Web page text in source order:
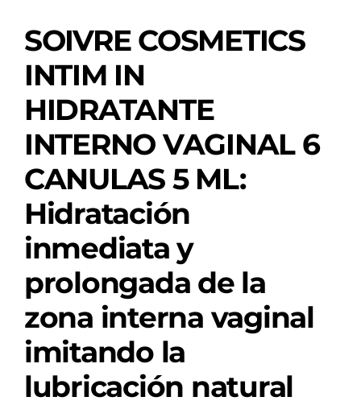
6
CANULAS
5
ML
cantidad
SOIVRE COSMETICS
INTIM IN
HIDRATANTE
INTERNO VAGINAL 6
CANULAS 5 ML:
Hidratación
inmediata y
prolongada de la
zona interna vaginal
imitando la
lubricación natural